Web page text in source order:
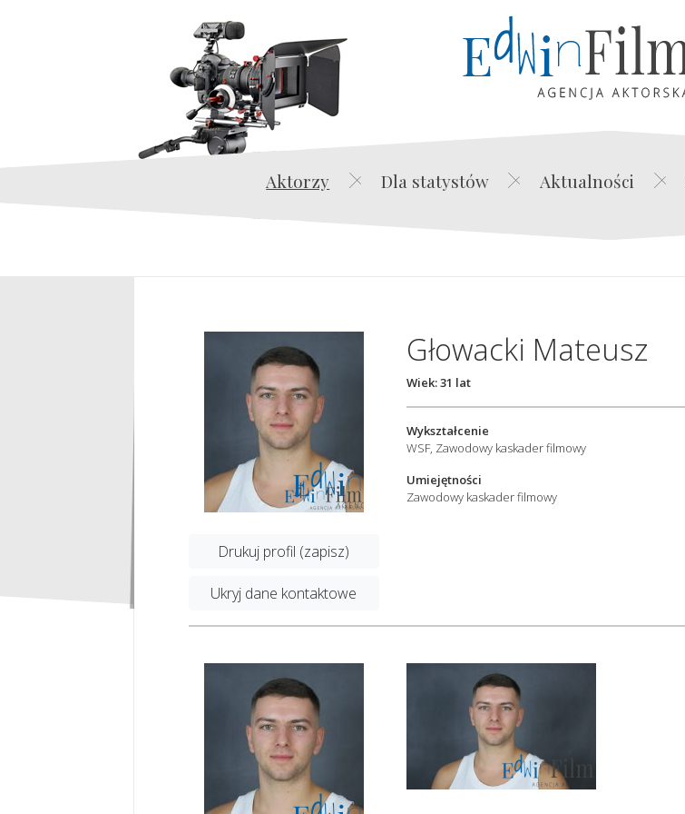
Aktorzy Dla statystów Aktualności
Drukuj profil (zapisz)
Ukryj dane kontaktowe
Głowacki Mateusz
Wiek: 31 lat
Wykształcenie
WSF, Zawodowy kaskader filmowy
Umiejętności
Zawodowy kaskader filmowy